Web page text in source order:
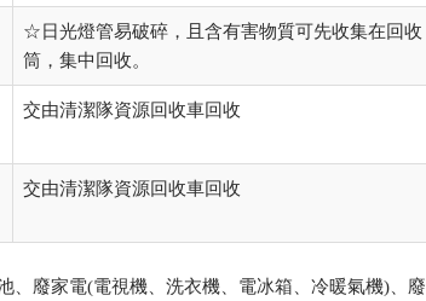
☆日光燈管易破碎，且含有害物質可先收集在回收
筒，集中回收。
交由清潔隊資源回收車回收
交由清潔隊資源回收車回收
廢家電(電視機、洗衣機、電冰箱、冷暖氣機)、廢